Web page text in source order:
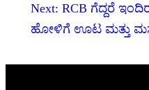
Next: RCB ಗೆದ್ದರೆ
ಹೋಳಿಗೆ ಊಟ ಮತ್ತು